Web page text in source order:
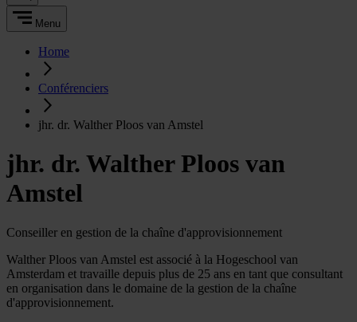
Menu
Home
Conférenciers
jhr. dr. Walther Ploos van Amstel
jhr. dr. Walther Ploos van
Amstel
Conseiller en gestion de la chaîne d'approvisionnement
Walther Ploos van Amstel est associé à la Hogeschool van
Amsterdam et travaille depuis plus de 25 ans en tant que consultant
en organisation dans le domaine de la gestion de la chaîne
d'approvisionnement.